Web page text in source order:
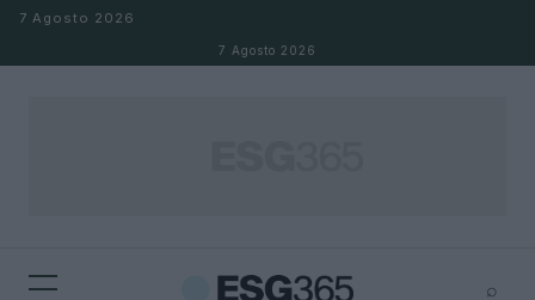
Salta al contenuto
7 Agosto 2026
7 Agosto 2026
⌕